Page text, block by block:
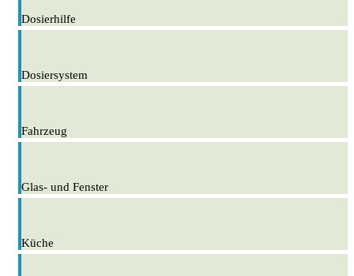
Dosierhilfe
Dosiersystem
Fahrzeug
Glas- und Fenster
Küche